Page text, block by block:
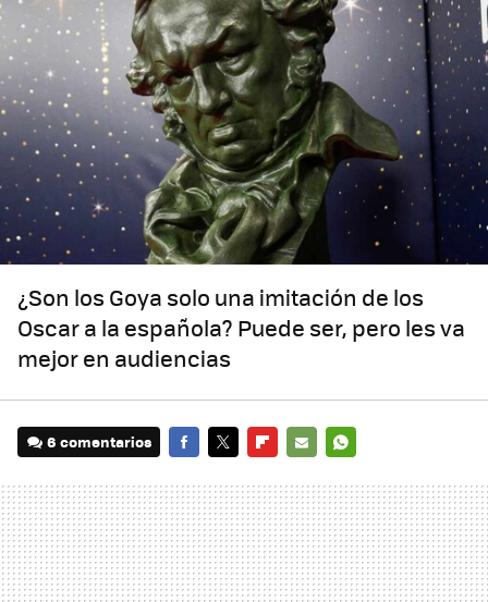
¿Son los Goya solo una imitación de los
Oscar a la española? Puede ser, pero les va
mejor en audiencias
6 comentarios
MAIL